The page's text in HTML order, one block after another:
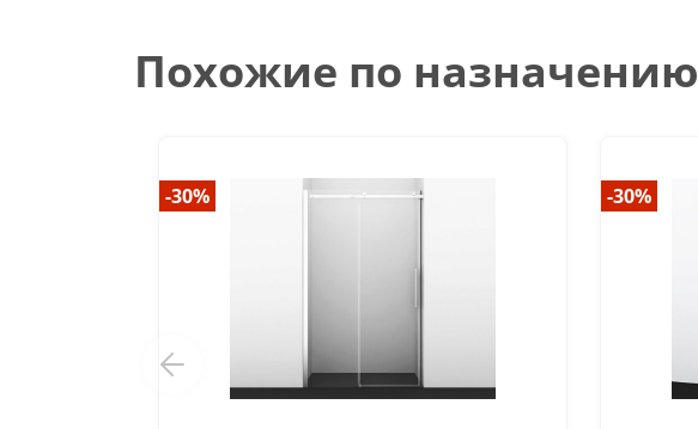
Похожие по назначению
-30% -30%